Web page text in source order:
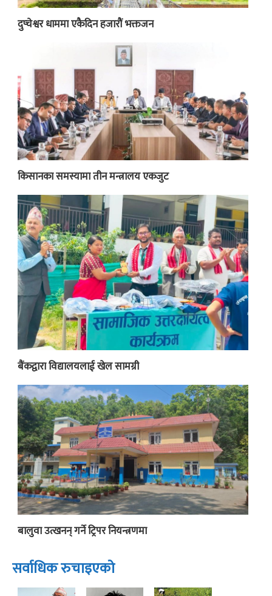
दुप्चेश्वर धाममा एकैदिन हजारौं भक्तजन
किसानका समस्यामा तीन मन्त्रालय एकजुट
बैंकद्वारा विद्यालयलाई खेल सामग्री
बालुवा उत्खनन् गर्ने ट्रिपर नियन्त्रणमा
सर्वाधिक रुचाइएको